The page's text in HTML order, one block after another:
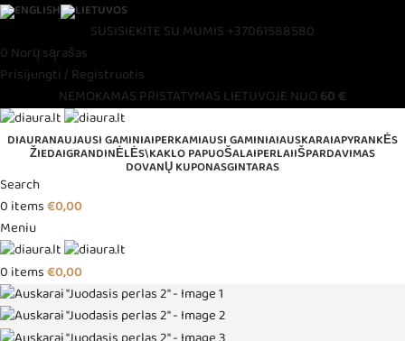
SUSISIEKITE SU MUMIS +37061588580
0 Norų sąrašas
Prisijungti / Registruotis
NEMOKAMAS PRISTATYMAS LIETUVOJE NUO 60 €
DIAURANAUJAUSI GAMINIAIPERKAMIAUSI GAMINIAIAUSKARAIAPYRANKĖS
ŽIEDAIGRANDINĖLĖS\KAKLO PAPUOŠALAIPERLAIIŠPARDAVIMAS
DOVANŲ KUPONASGINTARAS
Search
0 items€0,00
Meniu
0 items€0,00